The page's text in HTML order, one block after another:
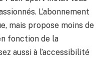
L’abonnement
mais propose moins de
fonction de la
aussi à l’accessibilité